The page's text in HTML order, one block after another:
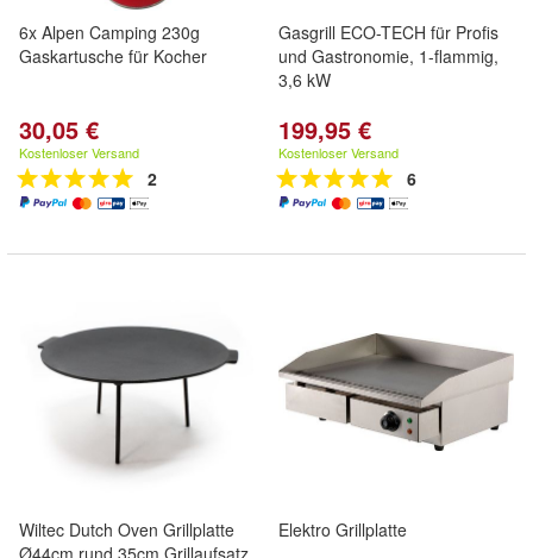
6x Alpen Camping 230g
Gaskartusche für Kocher
30,05 €
Kostenloser Versand
2
Gasgrill ECO-TECH für Profis
und Gastronomie, 1-flammig,
3,6 kW
199,95 €
Kostenloser Versand
6
Wiltec Dutch Oven Grillplatte
Ø44cm rund 35cm Grillaufsatz
Elektro Grillplatte